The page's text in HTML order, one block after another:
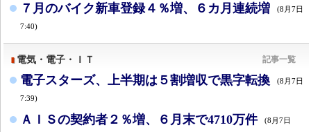
７月のバイク新車登録４％増、６カ月連続増 (8月7日
7:40)
電気・電子・ＩＴ 記事一覧
電子スターズ、上半期は５割増収で黒字転換 (8月7日
7:39)
ＡＩＳの契約者２％増、６月末で4710万件 (8月7日